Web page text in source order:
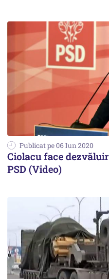
Publicat pe 06 Iun 2020
Ciolacu face
PSD (Video)